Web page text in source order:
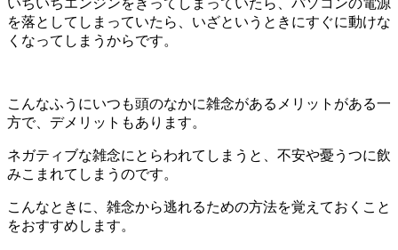
いちいちエンジンをきってしまっていたら、パソコンの電源
を落としてしまっていたら、いざというときにすぐに動けな
くなってしまうからです。
こんなふうにいつも頭のなかに雑念があるメリットがある一
方で、デメリットもあります。
ネガティブな雑念にとらわれてしまうと、不安や憂うつに飲
みこまれてしまうのです。
こんなときに、雑念から逃れるための方法を覚えておくこと
をおすすめします。